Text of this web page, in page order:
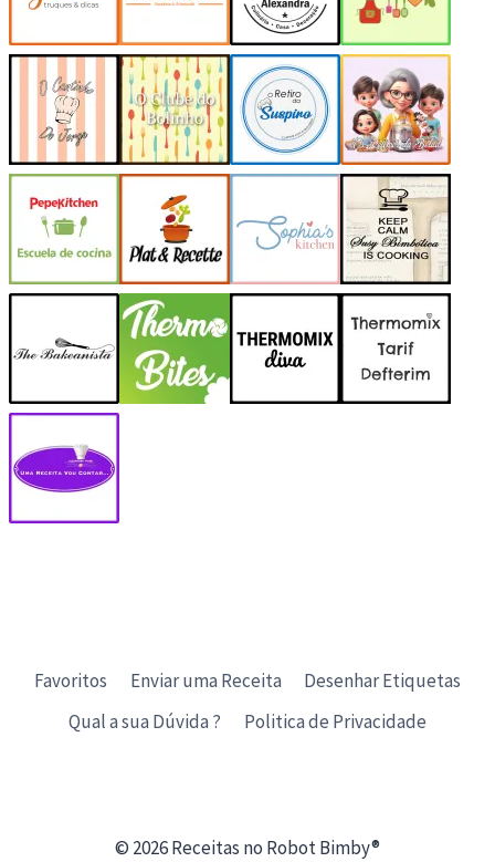
Favoritos Enviar uma Receita
Desenhar Etiquetas
Qual a sua Dúvida ?
Politica de Privacidade
© 2026 Receitas no Robot Bimby®